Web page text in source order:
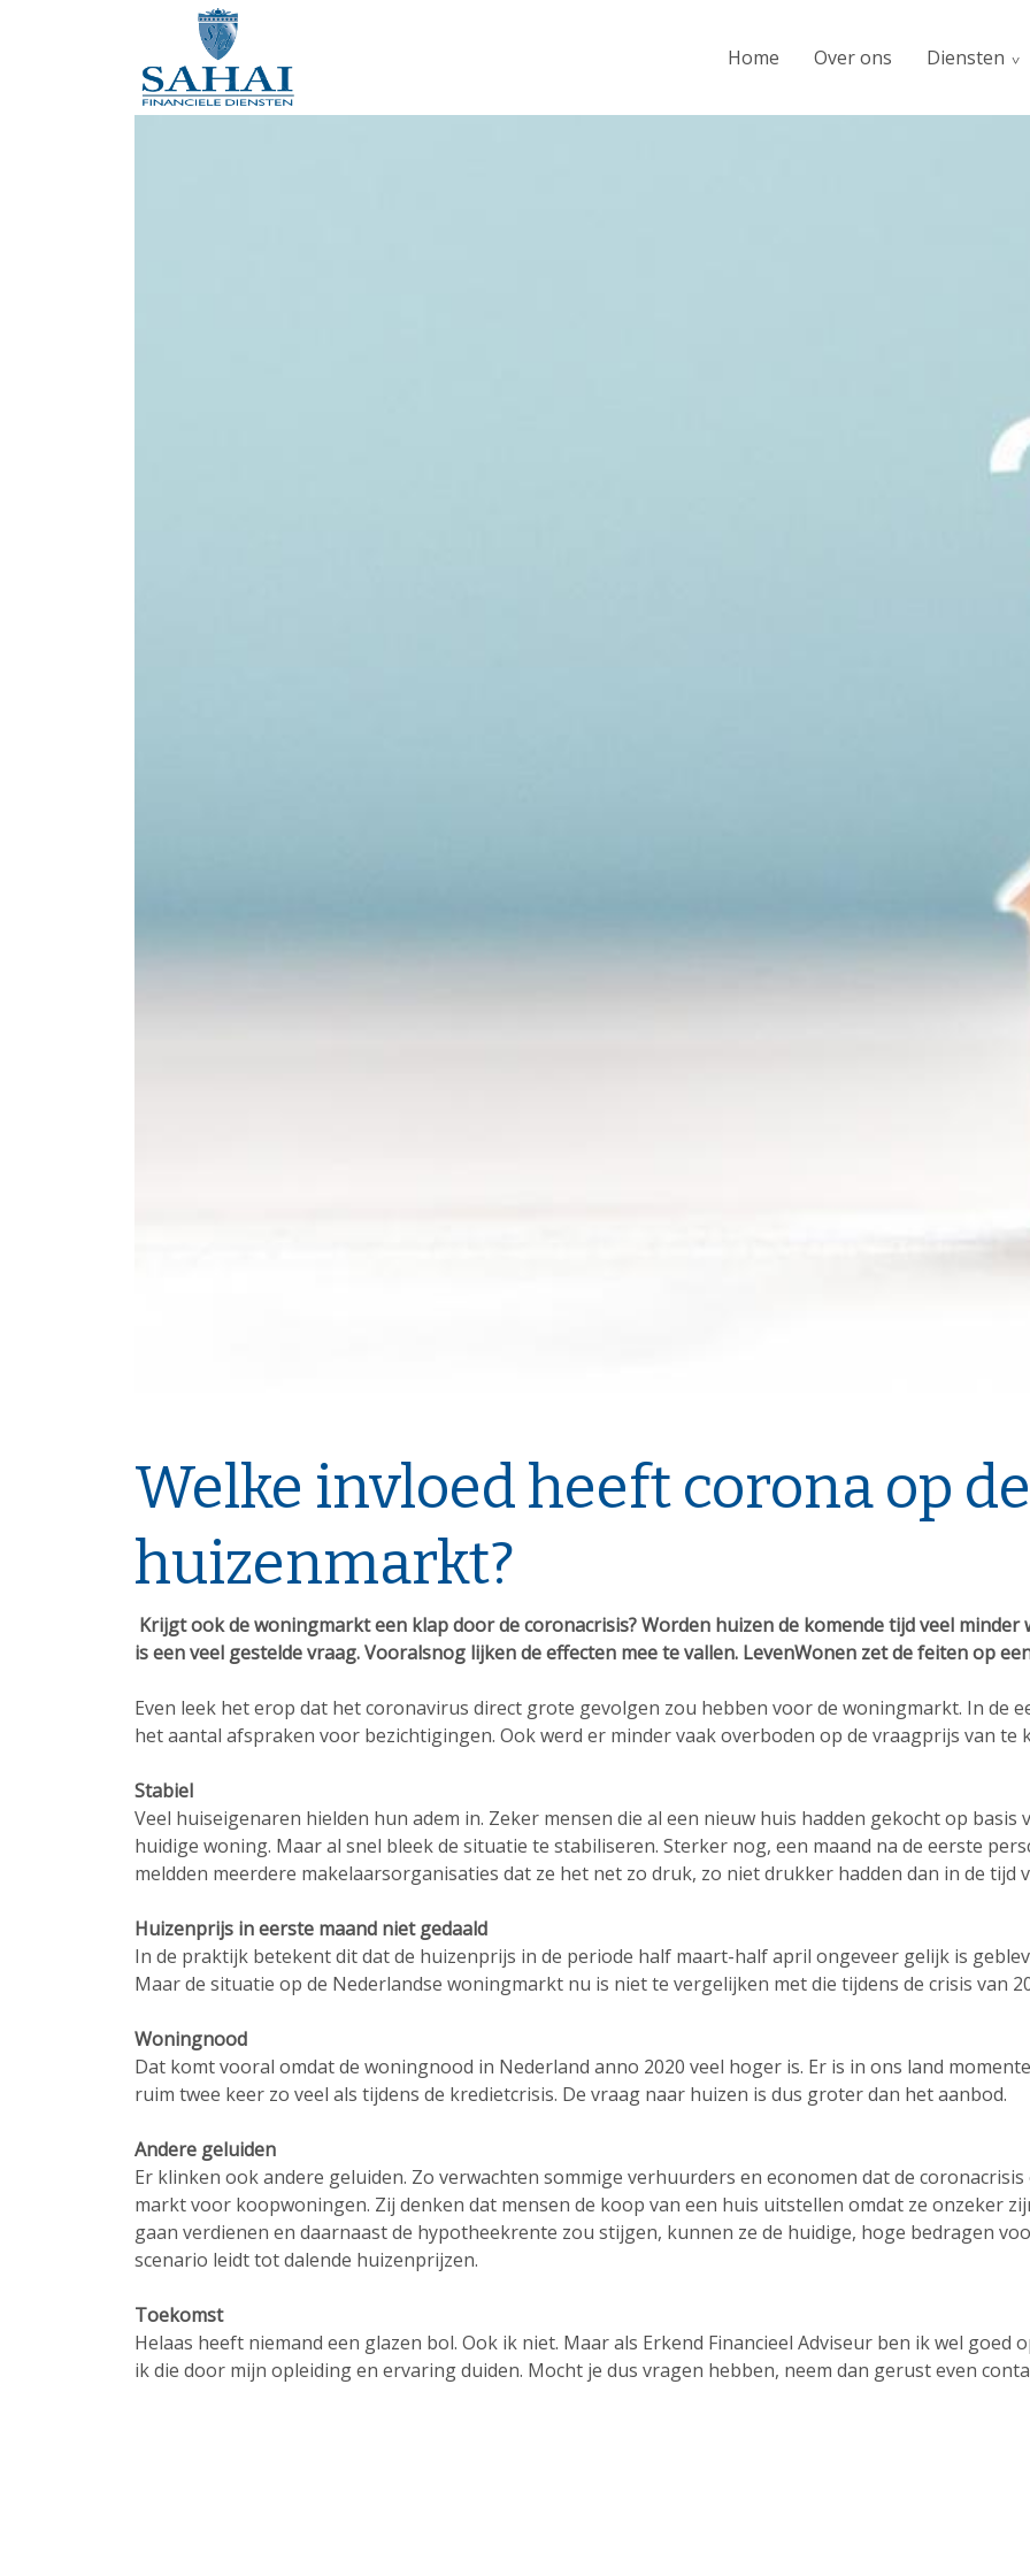
Home Over ons Diensten
Welke invloed heeft corona op de
huizenmarkt?
Krijgt ook de woningmarkt een klap door de coronacrisis? Worden huizen de komende tijd veel minder
is een veel gestelde vraag. Vooralsnog lijken de effecten mee te vallen. LevenWonen zet de feiten op
Even leek het erop dat het coronavirus direct grote gevolgen zou hebben voor de woningmarkt. In de
het aantal afspraken voor bezichtigingen. Ook werd er minder vaak overboden op de vraagprijs van te
Stabiel
Veel huiseigenaren hielden hun adem in. Zeker mensen die al een nieuw huis hadden gekocht op
huidige woning. Maar al snel bleek de situatie te stabiliseren. Sterker nog, een maand na de eerste
meldden meerdere makelaarsorganisaties dat ze het net zo druk, zo niet drukker hadden dan in de tijd
Huizenprijs in eerste maand niet gedaald
In de praktijk betekent dit dat de huizenprijs in de periode half maart-half april ongeveer gelijk is
Maar de situatie op de Nederlandse woningmarkt nu is niet te vergelijken met die tijdens de crisis van
Woningnood
Dat komt vooral omdat de woningnood in Nederland anno 2020 veel hoger is. Er is in ons land
ruim twee keer zo veel als tijdens de kredietcrisis. De vraag naar huizen is dus groter dan het aanbod.
Andere geluiden
Er klinken ook andere geluiden. Zo verwachten sommige verhuurders en economen dat de
markt voor koopwoningen. Zij denken dat mensen de koop van een huis uitstellen omdat ze onzeker
gaan verdienen en daarnaast de hypotheekrente zou stijgen, kunnen ze de huidige, hoge bedragen
scenario leidt tot dalende huizenprijzen.
Toekomst
Helaas heeft niemand een glazen bol. Ook ik niet. Maar als Erkend Financieel Adviseur ben ik wel
ik die door mijn opleiding en ervaring duiden. Mocht je dus vragen hebben, neem dan gerust even